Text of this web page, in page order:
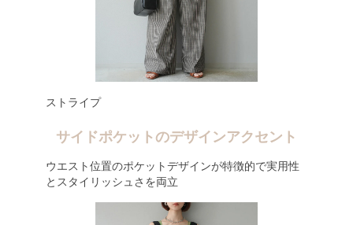
ストライプ
サイドポケットのデザインアクセント
ウエスト位置のポケットデザインが特徴的で実用性
とスタイリッシュさを両立